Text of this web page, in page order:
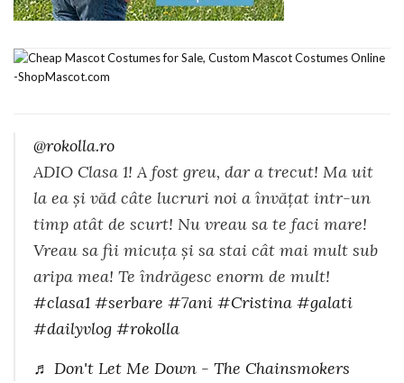
@rokolla.ro
ADIO Clasa 1! A fost greu, dar a trecut! Ma uit
la ea și văd câte lucruri noi a învățat intr-un
timp atât de scurt! Nu vreau sa te faci mare!
Vreau sa fii micuța și sa stai cât mai mult sub
aripa mea! Te îndrăgesc enorm de mult!
#clasa1 #serbare #7ani #Cristina #galati
#dailyvlog #rokolla
♬ Don't Let Me Down - The Chainsmokers